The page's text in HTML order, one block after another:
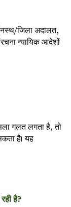
जिला अदालत,
न्यायिक आदेशों
गलत लगता है, तो
है। यह
है?